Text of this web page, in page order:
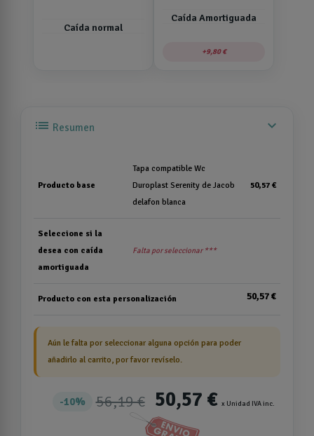
Caída normal
Caída Amortiguada
9,80 €
list Resumen expand_more
Producto base
Tapa compatible Wc
Duroplast Serenity de Jacob
delafon blanca
50,57 €
Seleccione si la
desea con caída
amortiguada
Falta por seleccionar ***
Producto con esta personalización 50,57 €
Aún le falta por seleccionar alguna opción para poder
añadirlo al carrito, por favor revíselo.
10% 56,19 € 50,57 € x Unidad IVA inc.